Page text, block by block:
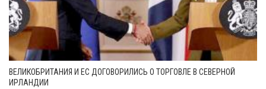
ВЕЛИКОБРИТАНИЯ И ЕС ДОГОВОРИЛИСЬ О ТОРГОВЛЕ В СЕВЕРНОЙ
ИРЛАНДИИ